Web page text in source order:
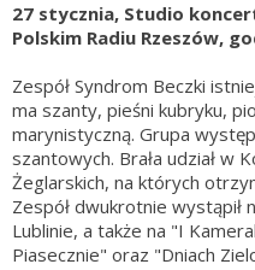
27 stycznia, Studio
Polskim Radiu Rzeszów,
Zespół Syndrom Beczki
ma szanty, pieśni kubryku,
marynistyczną. Grupa
szantowych. Brała udział w
Żeglarskich, na których
Zespół dwukrotnie wystąpił
Lublinie, a także na "I
Piasecznie" oraz "Dniach